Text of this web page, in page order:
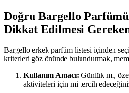
Doğru Bargello
Dikkat Edilmesi
Bargello erkek parfüm listesi içinden
kriterleri göz önünde bulundurmak,
Kullanım Amacı: Günlük mi,
aktiviteleri için mi tercih